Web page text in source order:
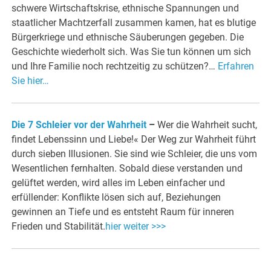
schwere Wirtschaftskrise, ethnische Spannungen und
staatlicher Machtzerfall zusammen kamen, hat es blutige
Bürgerkriege und ethnische Säuberungen gegeben. Die
Geschichte wiederholt sich. Was Sie tun können um sich
und Ihre Familie noch rechtzeitig zu schützen?… Erfahren
Sie hier…
Die 7 Schleier vor der Wahrheit –Wer die Wahrheit sucht,
findet Lebenssinn und Liebe!« Der Weg zur Wahrheit führt
durch sieben Illusionen. Sie sind wie Schleier, die uns vom
Wesentlichen fernhalten. Sobald diese verstanden und
gelüftet werden, wird alles im Leben einfacher und
erfüllender: Konflikte lösen sich auf, Beziehungen
gewinnen an Tiefe und es entsteht Raum für inneren
Frieden und Stabilität.hier weiter >>>